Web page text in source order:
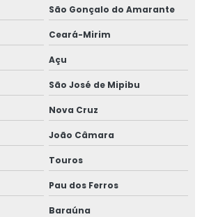
São Gonçalo do Amarante
Ceará-Mirim
Açu
São José de Mipibu
Nova Cruz
João Câmara
Touros
Pau dos Ferros
Baraúna